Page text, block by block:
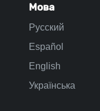
Мова
Русский
Español
English
Українська